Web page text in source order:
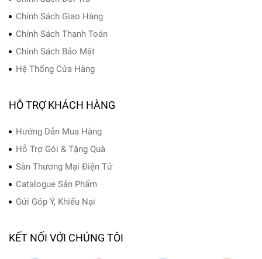
Chính Sách Giao Hàng
Chính Sách Thanh Toán
Chính Sách Bảo Mật
Hệ Thống Cửa Hàng
HỖ TRỢ KHÁCH HÀNG
Hướng Dẫn Mua Hàng
Hỗ Trợ Gói & Tặng Quà
Sàn Thương Mại Điện Tử
Catalogue Sản Phẩm
Gửi Góp Ý, Khiếu Nại
KẾT NỐI VỚI CHÚNG TÔI